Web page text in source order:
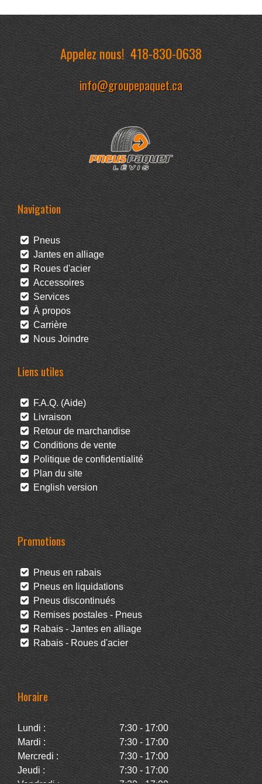
Appelez nous!418-830-0638
info@groupepaquet.ca
Navigation
Pneus
Jantes en alliage
Roues d'acier
Accessoires
Services
À propos
Carrière
Nous Joindre
Liens utiles
F.A.Q. (Aide)
Livraison
Retour de marchandise
Conditions de vente
Politique de confidentialité
Plan du site
English version
Promotions
Pneus en rabais
Pneus en liquidations
Pneus discontinués
Remises postales - Pneus
Rabais - Jantes en alliage
Rabais - Roues d'acier
Horaire
Lundi :
7:30 - 17:00
Mardi :
7:30 - 17:00
Mercredi :
7:30 - 17:00
Jeudi :
7:30 - 17:00